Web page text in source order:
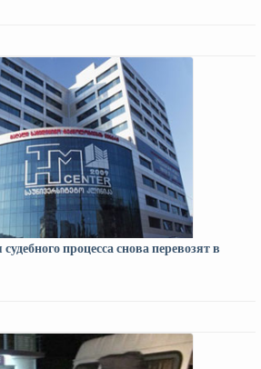
процесса снова перевозят в